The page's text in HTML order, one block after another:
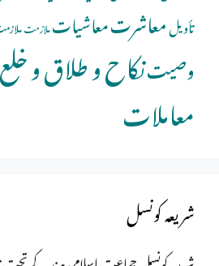
تأویلمعاشرتمعاشیاتملازمت
وصیتنکاح و طلاق و
معاملات
شریعہ کونسل